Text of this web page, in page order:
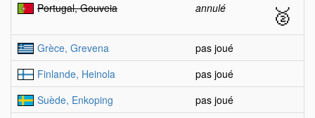
Portugal, Gouveia annulé 🥈
Grèce, Grevena
pas joué
Finlande, Heinola
pas joué
Suède, Enkoping
pas joué